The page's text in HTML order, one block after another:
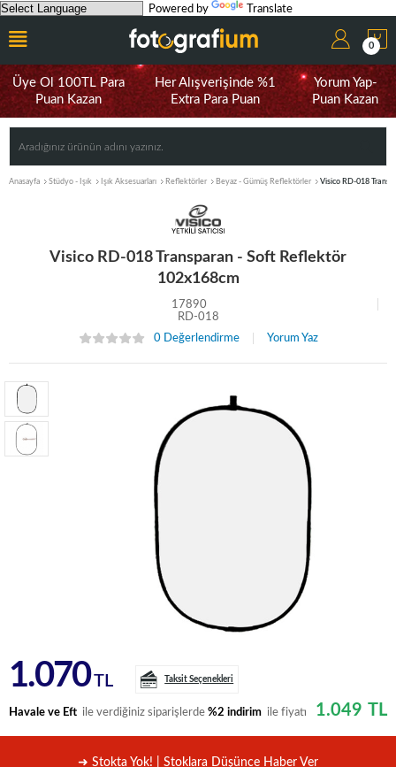
Powered by Translate
0
Üye Ol 100TL Para
Puan Kazan
Her Alışverişinde %1
Extra Para Puan
Yorum Yap-
Puan Kazan
Anasayfa Stüdyo - Işık Işık Aksesuarları Reflektörler Beyaz - Gümüş Reflektörler Visico RD-018
Visico RD-018 Transparan - Soft Reflektör
102x168cm
17890
RD-018
0 Değerlendirme
Yorum Yaz
1.070TL Taksit Seçenekleri
Havale ve Eft ile verdiğiniz siparişlerde %2 indirim ile fiyatı 1.049 TL
➜ Stokta Yok! | Stoklara Düşünce Haber Ver